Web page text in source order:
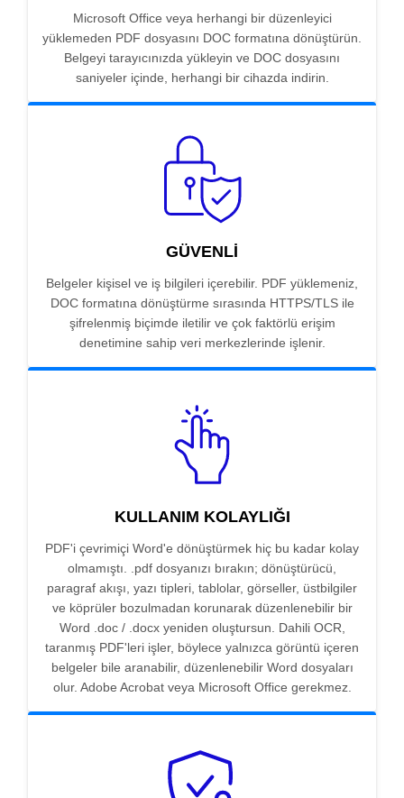
Microsoft Office veya herhangi bir düzenleyici
yüklemeden PDF dosyasını DOC formatına dönüştürün.
Belgeyi tarayıcınızda yükleyin ve DOC dosyasını
saniyeler içinde, herhangi bir cihazda indirin.
GÜVENLI
Belgeler kişisel ve iş bilgileri içerebilir. PDF yüklemeniz,
DOC formatına dönüştürme sırasında HTTPS/TLS ile
şifrelenmiş biçimde iletilir ve çok faktörlü erişim
denetimine sahip veri merkezlerinde işlenir.
KULLANIM KOLAYLIĞI
PDF'i çevrimiçi Word'e dönüştürmek hiç bu kadar kolay
olmamıştı. .pdf dosyanızı bırakın; dönüştürücü,
paragraf akışı, yazı tipleri, tablolar, görseller, üstbilgiler
ve köprüler bozulmadan korunarak düzenlenebilir bir
Word .doc / .docx yeniden oluştursun. Dahili OCR,
taranmış PDF'leri işler, böylece yalnızca görüntü içeren
belgeler bile aranabilir, düzenlenebilir Word dosyaları
olur. Adobe Acrobat veya Microsoft Office gerekmez.